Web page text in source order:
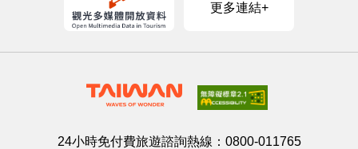
更多連結+
24小時免付費旅遊諮詢熱線： 0800-011765